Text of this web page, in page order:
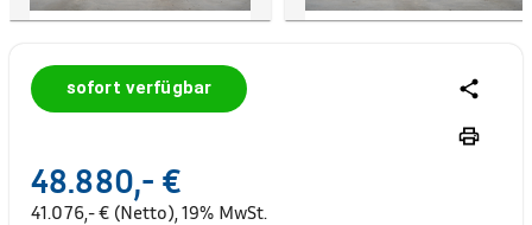
sofort verfügbar
48.880,- €
41.076,- € (Netto), 19% MwSt.